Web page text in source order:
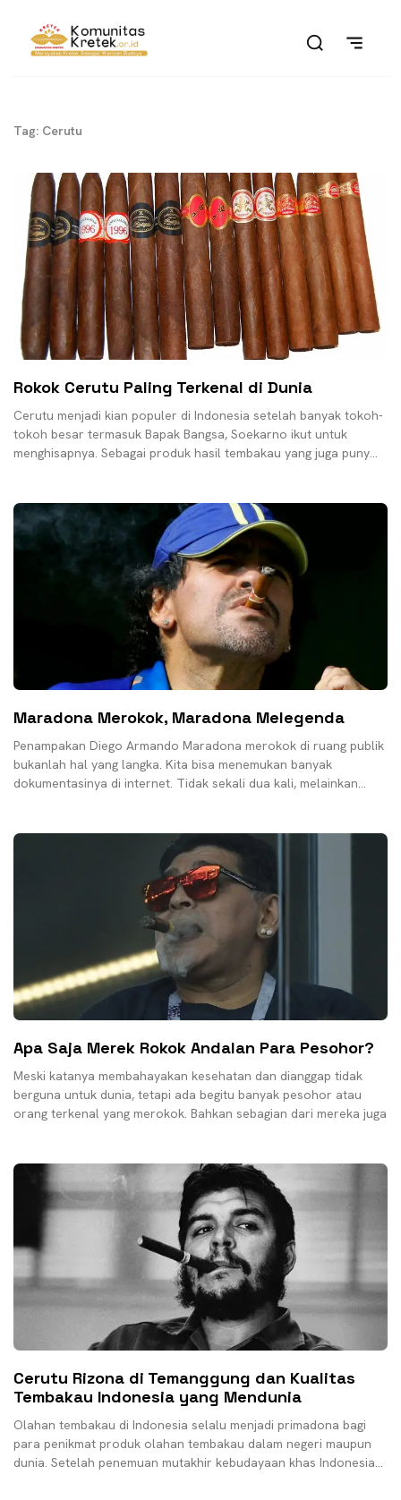
Tag: Cerutu
Rokok Cerutu Paling Terkenal di Dunia
Cerutu menjadi kian populer di Indonesia setelah banyak tokoh-
tokoh besar termasuk Bapak Bangsa, Soekarno ikut untuk
menghisapnya. Sebagai produk hasil tembakau yang juga punya
Maradona Merokok, Maradona Melegenda
Penampakan Diego Armando Maradona merokok di ruang publik
bukanlah hal yang langka. Kita bisa menemukan banyak
dokumentasinya di internet. Tidak sekali dua kali, melainkan
Apa Saja Merek Rokok Andalan Para Pesohor?
Meski katanya membahayakan kesehatan dan dianggap tidak
berguna untuk dunia, tetapi ada begitu banyak pesohor atau
orang terkenal yang merokok. Bahkan sebagian dari mereka juga
Cerutu Rizona di Temanggung dan Kualitas
Tembakau Indonesia yang Mendunia
Olahan tembakau di Indonesia selalu menjadi primadona bagi
para penikmat produk olahan tembakau dalam negeri maupun
dunia. Setelah penemuan mutakhir kebudayaan khas Indonesia